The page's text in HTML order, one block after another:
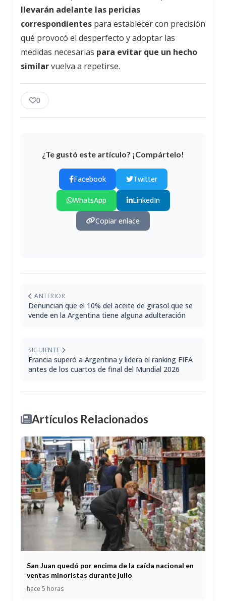
llevarán adelante las pericias
correspondientes para establecer con precisión
qué provocó el desperfecto y adoptar las
medidas necesarias para evitar que un hecho
similarvuelva a repetirse.
0
¿Te gustó este artículo? ¡Compártelo!
Facebook Twitter
WhatsApp LinkedIn
Copiar enlace
ANTERIOR
Denuncian que el 10% del aceite de girasol que se
vende en la Argentina tiene alguna adulteración
SIGUIENTE
Francia superó a Argentina y lidera el ranking FIFA
antes de los cuartos de final del Mundial 2026
Artículos Relacionados
San Juan quedó por encima de la caída nacional en
ventas minoristas durante julio
hace 5 horas